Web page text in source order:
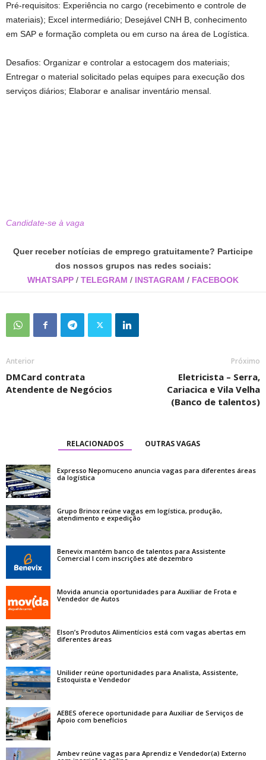
Pré-requisitos: Experiência no cargo (recebimento e controle de
materiais); Excel intermediário; Desejável CNH B, conhecimento
em SAP e formação completa ou em curso na área de Logística.
Desafios: Organizar e controlar a estocagem dos materiais;
Entregar o material solicitado pelas equipes para execução dos
serviços diários; Elaborar e analisar inventário mensal.
Candidate-se à vaga
Quer receber notícias de emprego gratuitamente? Participe
dos nossos grupos nas redes sociais:
WHATSAPP / TELEGRAM / INSTAGRAM / FACEBOOK
Anterior
DMCard contrata
Atendente de Negócios
Próximo
Eletricista – Serra,
Cariacica e Vila Velha
(Banco de talentos)
RELACIONADOS OUTRAS VAGAS
Expresso Nepomuceno anuncia vagas para diferentes áreas
da logística
Grupo Brinox reúne vagas em logística, produção,
atendimento e expedição
Benevix mantém banco de talentos para Assistente
Comercial I com inscrições até dezembro
Movida anuncia oportunidades para Auxiliar de Frota e
Vendedor de Autos
Elson’s Produtos Alimentícios está com vagas abertas em
diferentes áreas
Unilider reúne oportunidades para Analista, Assistente,
Estoquista e Vendedor
AEBES oferece oportunidade para Auxiliar de Serviços de
Apoio com benefícios
Ambev reúne vagas para Aprendiz e Vendedor(a) Externo